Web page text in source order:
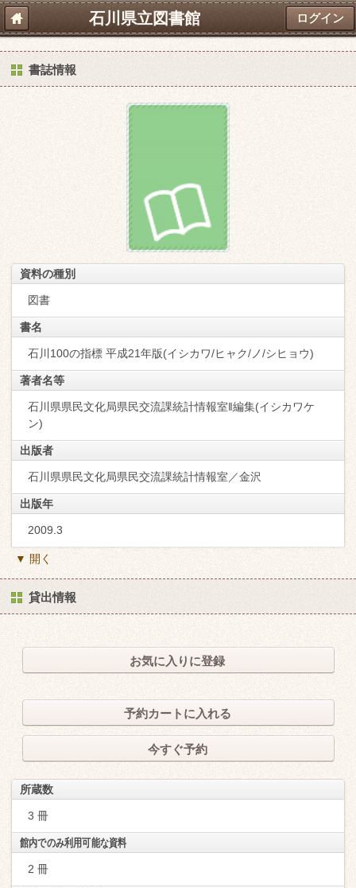
石川県立図書館 ログイン
書誌情報
資料の種別
図書
書名
石川100の指標 平成21年版(イシカワ/ヒャク/ノ/シヒョウ)
著者名等
石川県県民文化局県民交流課統計情報室‖編集(イシカワケ
ン)
出版者
石川県県民文化局県民交流課統計情報室／金沢
出版年
2009.3
▼ 開く
貸出情報
お気に入りに登録
予約カートに入れる
今すぐ予約
所蔵数
3 冊
館内でのみ利用可能な資料
2 冊